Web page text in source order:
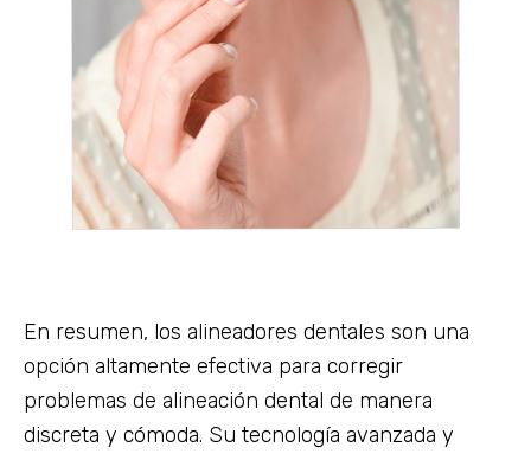
En resumen, los alineadores dentales son una
opción altamente efectiva para corregir
problemas de alineación dental de manera
discreta y cómoda. Su tecnología avanzada y